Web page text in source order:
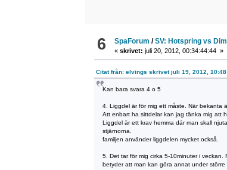
6 SpaForum /SV: Hotspring vs
«skrivet: juli 20, 2012, 00:34:44:44 »
Citat från: elvings skrivet juli 19, 2012,
Kan bara svara 4 o 5
4. Liggdel är för mig ett måste. När bekanta
Att enbart ha sittdelar kan jag tänka mig att
Liggdel är ett krav hemma där man skall
stjärnorna.
familjen använder liggdelen mycket också.
5. Det tar för mig cirka 5-10minuter i
betyder att man kan göra annat under större